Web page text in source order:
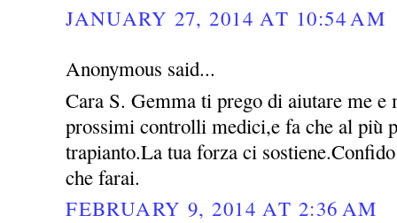
JANUARY 27, 2014 AT 10:54 AM
Anonymous said...
Cara S. Gemma ti prego di aiutare me e
prossimi controlli medici,e fa che al più
trapianto.La tua forza ci
che farai.
FEBRUARY 9, 2014 AT 2:36 AM